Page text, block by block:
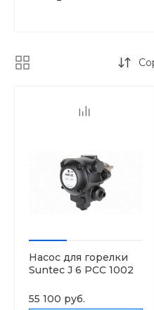
Насос для горелки
Suntec J 6 PCC 1002
55 100 руб.